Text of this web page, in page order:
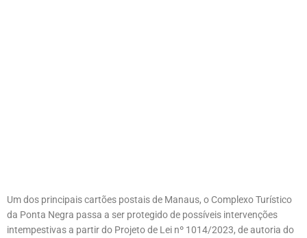
Um dos principais cartões postais de Manaus, o Complexo Turístico
da Ponta Negra passa a ser protegido de possíveis intervenções
intempestivas a partir do Projeto de Lei nº 1014/2023, de autoria do